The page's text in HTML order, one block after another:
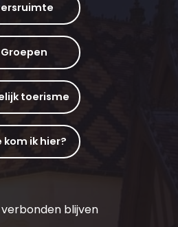
Groepen
toerisme
kom ik hier?
blijven